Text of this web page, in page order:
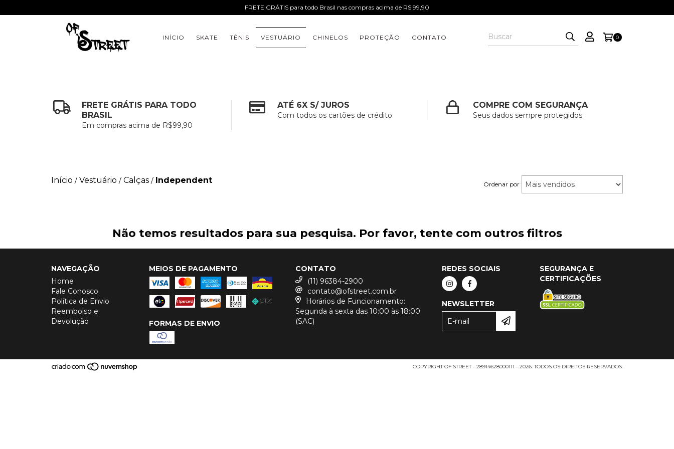
FRETE GRÁTIS para todo Brasil nas compras acima de R$ 99,90
INÍCIO SKATE TÊNIS VESTUÁRIO CHINELOS PROTEÇÃO CONTATO 0
FRETE GRÁTIS PARA TODO
BRASIL
Em compras acima de R$99,90
ATÉ 6X S/ JUROS
Com todos os cartões de crédito
COMPRE COM SEGURANÇA
Seus dados sempre protegidos
Início / Vestuário / Calças / Independent Ordenar por
Não temos resultados para sua pesquisa. Por favor, tente com outros filtros
NAVEGAÇÃO
Home
Fale Conosco
Política de Envio
Reembolso e
Devolução
MEIOS DE PAGAMENTO
FORMAS DE ENVIO
CONTATO
(11) 96384-2900
contato@ofstreet.com.br
Horários de Funcionamento:
Segunda à sexta das 10:00 às 18:00
(SAC)
REDES SOCIAIS
NEWSLETTER
SEGURANÇA E
CERTIFICAÇÕES
COPYRIGHT OF STREET - 28914628000111 - 2026. TODOS OS DIREITOS RESERVADOS.